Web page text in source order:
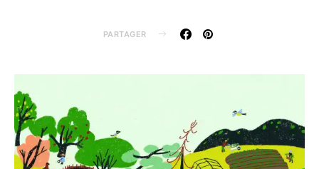
PARTAGER